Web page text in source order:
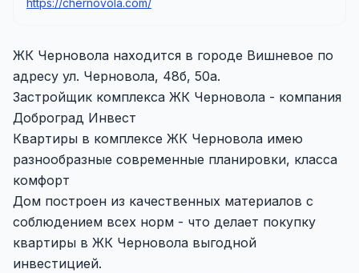
https://chernovola.com/
ЖК Черновола находится в городе Вишневое по
адресу ул. Черновола, 48б, 50а.
Застройщик комплекса ЖК Черновола - компания
Доброград Инвест
Квартиры в комплексе ЖК Черновола имею
разнообразные современные планировки, класса
комфорт
Дом построен из качественных материалов с
соблюдением всех норм - что делает покупку
квартиры в ЖК Черновола выгодной
инвестицией.